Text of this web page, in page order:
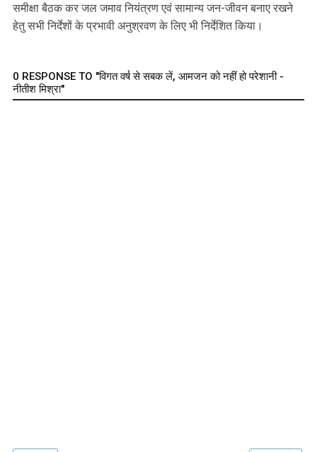
समीक्षा बैठक कर जल जमाव नियंत्रण एवं सामान्य जन-जीवन बनाए रखने
हेतु सभी निर्देशों के प्रभावी अनुश्रवण के लिए भी निर्देशित किया।
0 RESPONSE TO "विगत वर्ष से सबक लें, आमजन को नहीं हो परेशानी -
नीतीश मिश्रा"